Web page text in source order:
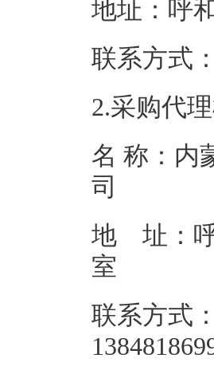
地址：
联系方
2.采购代
名 称：内
地 址：呼
联系方式